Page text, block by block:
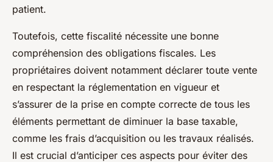
patient.
Toutefois, cette fiscalité nécessite une bonne
compréhension des obligations fiscales. Les
propriétaires doivent notamment déclarer toute vente
en respectant la réglementation en vigueur et
s’assurer de la prise en compte correcte de tous les
éléments permettant de diminuer la base taxable,
comme les frais d’acquisition ou les travaux réalisés.
Il est crucial d’anticiper ces aspects pour éviter des